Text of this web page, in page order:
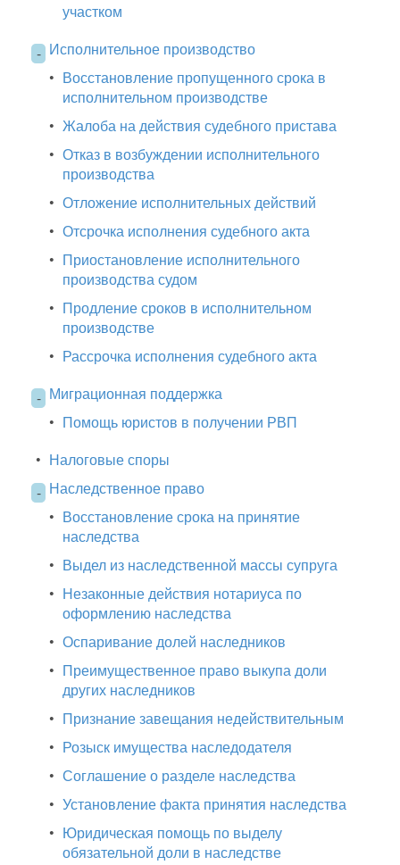
участком
- Исполнительное производство
• Восстановление пропущенного срока в
исполнительном производстве
• Жалоба на действия судебного пристава
• Отказ в возбуждении исполнительного
производства
• Отложение исполнительных действий
• Отсрочка исполнения судебного акта
• Приостановление исполнительного
производства судом
• Продление сроков в исполнительном
производстве
• Рассрочка исполнения судебного акта
- Миграционная поддержка
• Помощь юристов в получении РВП
• Налоговые споры
- Наследственное право
• Восстановление срока на принятие
наследства
• Выдел из наследственной массы супруга
• Незаконные действия нотариуса по
оформлению наследства
• Оспаривание долей наследников
• Преимущественное право выкупа доли
других наследников
• Признание завещания недействительным
• Розыск имущества наследодателя
• Соглашение о разделе наследства
• Установление факта принятия наследства
• Юридическая помощь по выделу
обязательной доли в наследстве